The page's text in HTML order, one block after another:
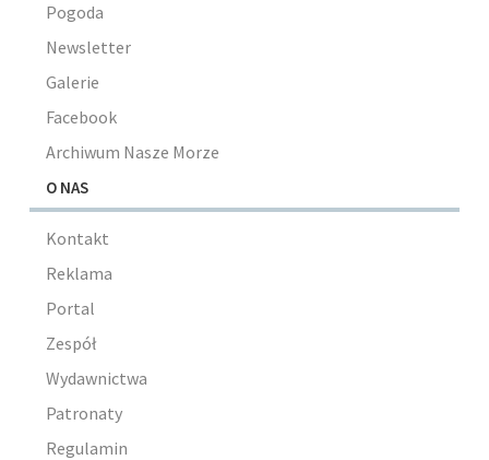
Pogoda
Newsletter
Galerie
Facebook
Archiwum Nasze Morze
O NAS
Kontakt
Reklama
Portal
Zespół
Wydawnictwa
Patronaty
Regulamin